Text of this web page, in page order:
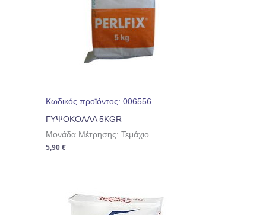
Κωδικός προϊόντος: 006556
ΓΥΨΟΚΟΛΛΑ 5KGR
Μονάδα Μέτρησης: Τεμάχιο
5,90€